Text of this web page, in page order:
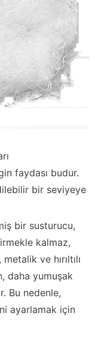
faydası budur.
bir seviyeye
bir susturucu,
kalmaz,
ve hırıltılı
daha yumuşak
Bu nedenle,
ayarlamak için